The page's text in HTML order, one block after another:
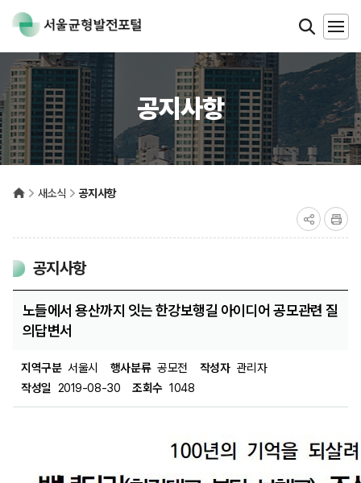
공지사항
새소식 공지사항
공지사항
노들에서 용산까지 잇는 한강보행길 아이디어 공모관련 질
의답변서
지역구분 서울시 행사분류 공모전 작성자 관리자
작성일 2019-08-30 조회수 1048